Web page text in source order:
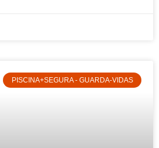
PISCINA+SEGURA - GUARDA-VIDAS